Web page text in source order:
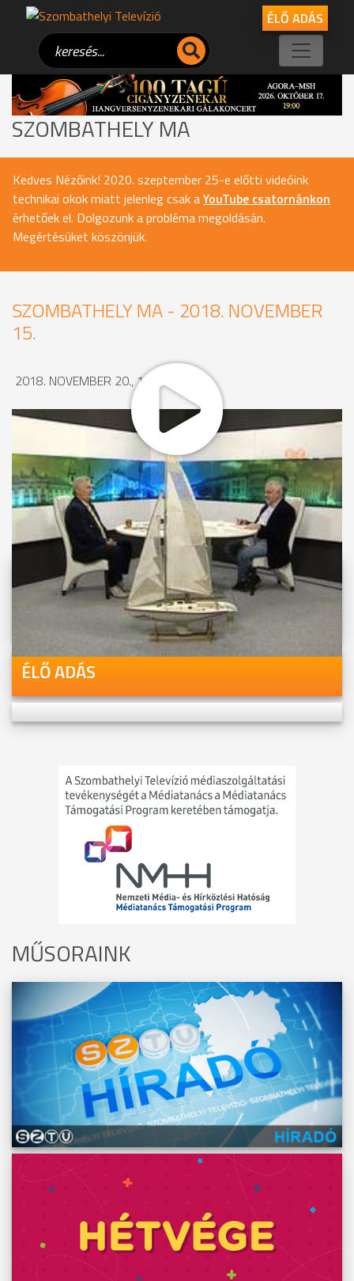
ÉLŐ ADÁS
SZOMBATHELY MA
Kedves Nézőink! 2020. szeptember 25-e előtti videóink
technikai okok miatt jelenleg csak aYouTube csatornánkon
érhetőek el. Dolgozunk a probléma megoldásán.
Megértésüket köszönjük.
SZOMBATHELY MA - 2018. NOVEMBER
15.
2018. NOVEMBER 20., 15:08
MEGOSZTÁS
Videóink megtekinthetőek
Youtube-csatornánkon is!
ÉLŐ ADÁS
MŰSORAINK